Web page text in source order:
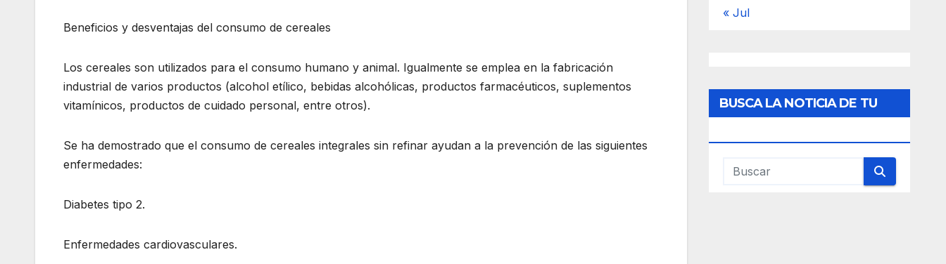
Beneficios y desventajas del consumo de cereales
Los cereales son utilizados para el consumo humano y animal. Igualmente se emplea en la fabricación
industrial de varios productos (alcohol etílico, bebidas alcohólicas, productos farmacéuticos, suplementos
vitamínicos, productos de cuidado personal, entre otros).
Se ha demostrado que el consumo de cereales integrales sin refinar ayudan a la prevención de las siguientes
enfermedades:
Diabetes tipo 2.
Enfermedades cardiovasculares.
« Jul
BUSCA LA NOTICIA DE TU